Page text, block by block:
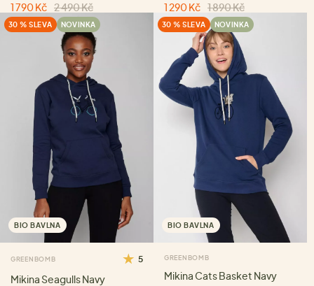
1 790 Kč 2 490 Kč
1 290 Kč 1 890 Kč
30 % SLEVA NOVINKA
BIO BAVLNA
GREENBOMB 5
Mikina Seagulls Navy
30 % SLEVA NOVINKA
BIO BAVLNA
GREENBOMB
Mikina Cats Basket Navy